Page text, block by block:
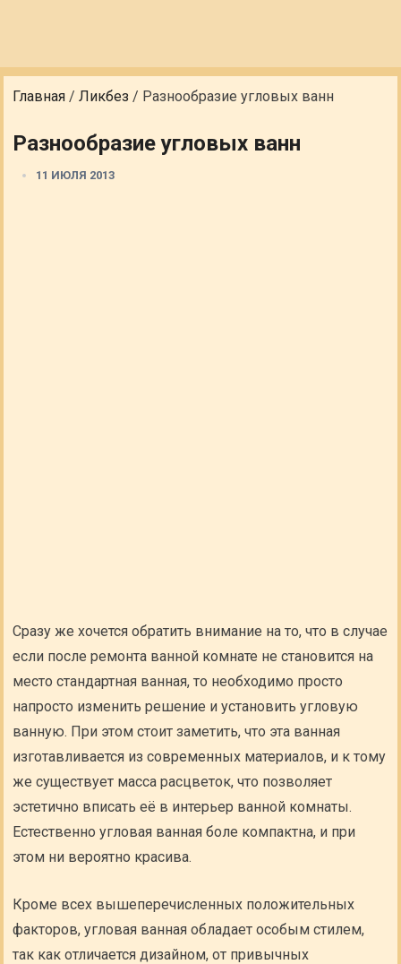
Главная /Ликбез / Разнообразие угловых ванн
Разнообразие угловых ванн
11 ИЮЛЯ 2013
Сразу же хочется обратить внимание на то, что в случае
если после ремонта ванной комнате не становится на
место стандартная ванная, то необходимо просто
напросто изменить решение и установить угловую
ванную. При этом стоит заметить, что эта ванная
изготавливается из современных материалов, и к тому
же существует масса расцветок, что позволяет
эстетично вписать её в интерьер ванной комнаты.
Естественно угловая ванная боле компактна, и при
этом ни вероятно красива.
Кроме всех вышеперечисленных положительных
факторов, угловая ванная обладает особым стилем,
так как отличается дизайном, от привычных